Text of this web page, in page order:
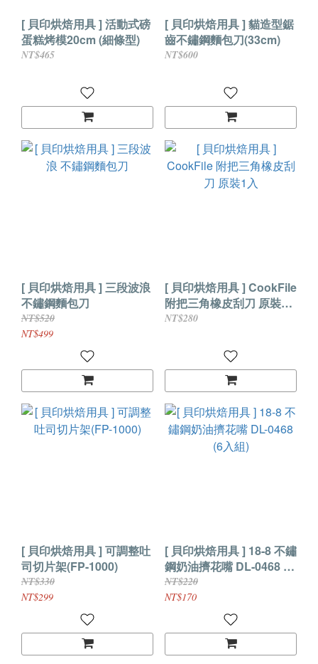
[ 貝印烘焙用具 ] 活動式磅
蛋糕烤模20cm (細條型)
NT$465
[ 貝印烘焙用具 ] 貓造型鋸
齒不鏽鋼麵包刀(33cm)
NT$600
[ 貝印烘焙用具 ] 三段波浪
不鏽鋼麵包刀
NT$520
NT$499
[ 貝印烘焙用具 ] CookFile
附把三角橡皮刮刀 原裝1
入
NT$280
[ 貝印烘焙用具 ] 可調整吐
司切片架(FP-1000)
NT$330
NT$299
[ 貝印烘焙用具 ] 18-8 不鏽
鋼奶油擠花嘴 DL-0468 (6
入組)
NT$220
NT$170